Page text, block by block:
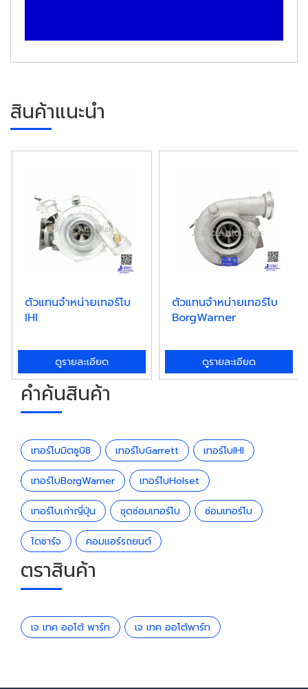
สินค้าแนะนำ
ตัวแทนจำหน่ายเทอร์โบ
IHI
ดูรายละเอียด
ตัวแทนจำหน่ายเทอร์โบ
BorgWarner
ดูรายละเอียด
คำค้นสินค้า
เทอร์โบมิตซูบิชิ เทอร์โบGarrett เทอร์โบIHI
เทอร์โบBorgWarner เทอร์โบHolset
เทอร์โบเก่าญี่ปุ่น ชุดซ่อมเทอร์โบ ซ่อมเทอร์โบ
ไดชาร์จ คอมแอร์รถยนต์
ตราสินค้า
เจ เทค ออโต้ พาร์ท เจ เทค ออโต้พาร์ท